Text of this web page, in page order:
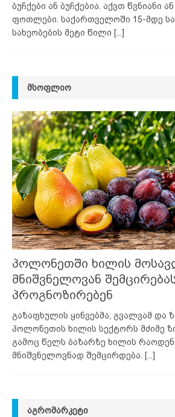
ბუჩქები ან ბუჩქებია. აქვთ წვნიანი
ფოთლები. საქართველოში 15-მდე
სახეობების მეტი წილი [...]
ᲛᲡᲝᲤᲚᲘᲝ
პოლონეთში ხილის
მნიშვნელოვან
პროგნოზირებენ
გაზაფხულის ყინვებმა, გვალვამ და
პოლონეთის ხილის სექტორს მძიმე
გამოც წელს ბაზარზე ხილის
მნიშვნელოვნად შემცირდება.
[...]
ᲐᲒᲠᲝᲛᲐᲠᲙᲔᲢᲘ